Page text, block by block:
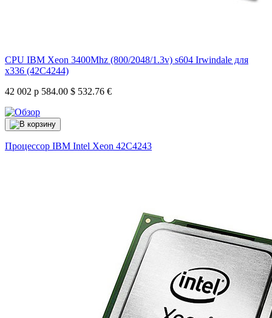
CPU IBM Xeon 3400Mhz (800/2048/1.3v) s604 Irwindale для
x336 (42C4244)
42 002 р 584.00 $ 532.76 €
Процессор IBM Intel Xeon 42C4243